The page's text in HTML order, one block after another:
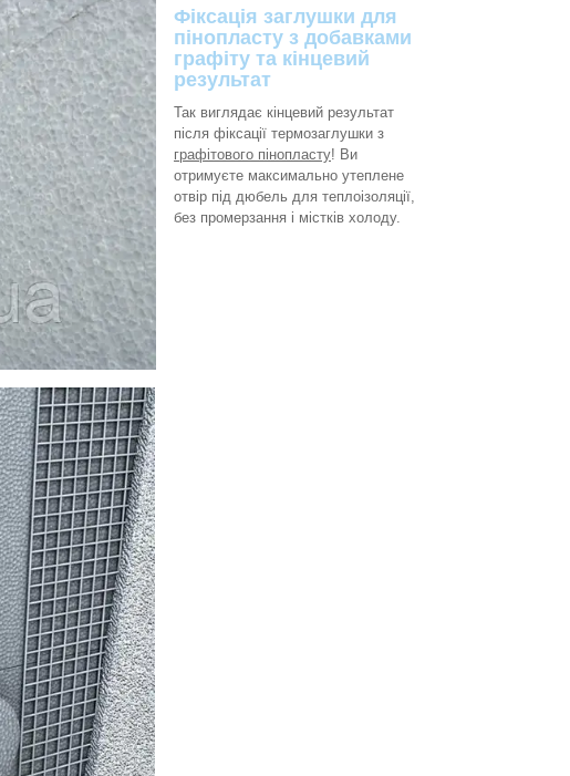
Фіксація заглушки для
пінопласту з добавками
графіту та кінцевий
результат
Так виглядає кінцевий результат
після фіксації термозаглушки з
графітового пінопласту! Ви
отримуєте максимально утеплене
отвір під дюбель для теплоізоляції,
без промерзання і містків холоду.